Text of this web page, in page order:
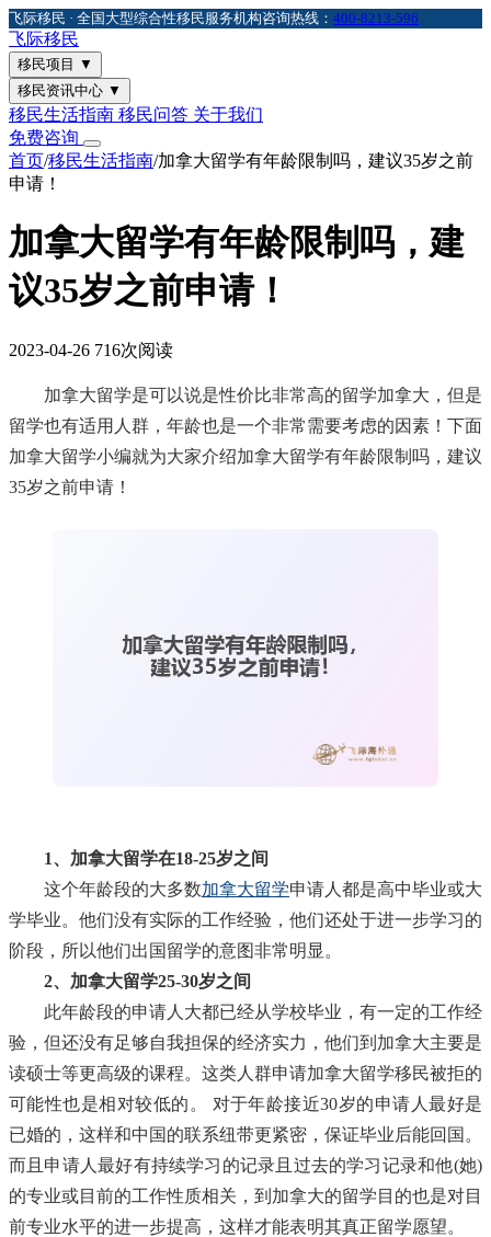
飞际移民 · 全国大型综合性移民服务机构咨询热线： 400-8213-596
飞际移民
移民项目 ▼
移民资讯中心 ▼
移民生活指南 移民问答 关于我们
免费咨询
首页/移民生活指南/加拿大留学有年龄限制吗，建议35岁之前
申请！
加拿大留学有年龄限制吗，建
议35岁之前申请！
2023-04-26 716次阅读
加拿大留学是可以说是性价比非常高的留学加拿大，但是
留学也有适用人群，年龄也是一个非常需要考虑的因素！下面
加拿大留学小编就为大家介绍加拿大留学有年龄限制吗，建议
35岁之前申请！
1、加拿大留学在18-25岁之间
这个年龄段的大多数加拿大留学申请人都是高中毕业或大
学毕业。他们没有实际的工作经验，他们还处于进一步学习的
阶段，所以他们出国留学的意图非常明显。
2、加拿大留学25-30岁之间
此年龄段的申请人大都已经从学校毕业，有一定的工作经
验，但还没有足够自我担保的经济实力，他们到加拿大主要是
读硕士等更高级的课程。这类人群申请加拿大留学移民被拒的
可能性也是相对较低的。 对于年龄接近30岁的申请人最好是
已婚的，这样和中国的联系纽带更紧密，保证毕业后能回国。
而且申请人最好有持续学习的记录且过去的学习记录和他(她)
的专业或目前的工作性质相关，到加拿大的留学目的也是对目
前专业水平的进一步提高，这样才能表明其真正留学愿望。